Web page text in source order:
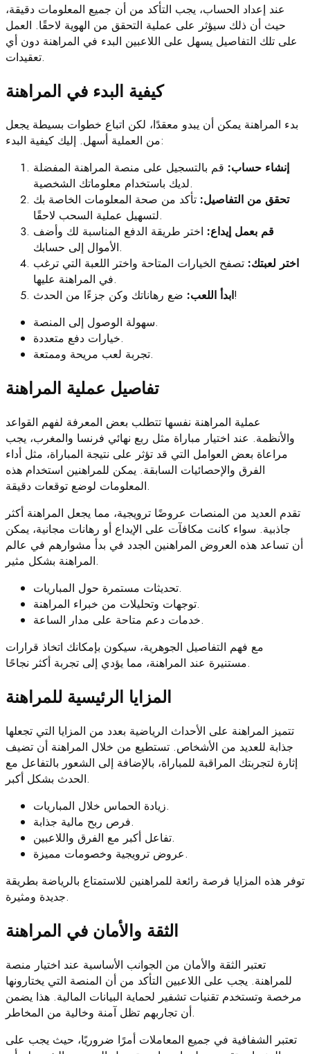
عند إعداد الحساب، يجب التأكد من أن جميع المعلومات دقيقة،
حيث أن ذلك سيؤثر على عملية التحقق من الهوية لاحقًا. العمل
على تلك التفاصيل يسهل على اللاعبين البدء في المراهنة دون أي
تعقيدات.
كيفية البدء في المراهنة
بدء المراهنة يمكن أن يبدو معقدًا، لكن اتباع خطوات بسيطة يجعل
من العملية أسهل. إليك كيفية البدء:
إنشاء حساب: قم بالتسجيل على منصة المراهنة المفضلة
لديك باستخدام معلوماتك الشخصية.
تحقق من التفاصيل: تأكد من صحة المعلومات الخاصة بك
لتسهيل عملية السحب لاحقًا.
قم بعمل إيداع: اختر طريقة الدفع المناسبة لك وأضف
الأموال إلى حسابك.
اختر لعبتك: تصفح الخيارات المتاحة واختر اللعبة التي ترغب
في المراهنة عليها.
ابدأ اللعب:ضع رهاناتك وكن جزءًا من الحدث!
سهولة الوصول إلى المنصة.
خيارات دفع متعددة.
تجربة لعب مريحة وممتعة.
تفاصيل عملية المراهنة
عملية المراهنة نفسها تتطلب بعض المعرفة لفهم القواعد
والأنظمة. عند اختيار مباراة مثل ربع نهائي فرنسا والمغرب، يجب
مراعاة بعض العوامل التي قد تؤثر على نتيجة المباراة، مثل أداء
الفرق والإحصائيات السابقة. يمكن للمراهنين استخدام هذه
المعلومات لوضع توقعات دقيقة.
تقدم العديد من المنصات عروضًا ترويجية، مما يجعل المراهنة أكثر
جاذبية. سواء كانت مكافآت على الإيداع أو رهانات مجانية، يمكن
أن تساعد هذه العروض المراهنين الجدد في بدأ مشوارهم في عالم
المراهنة بشكل مثير.
تحديثات مستمرة حول المباريات.
توجهات وتحليلات من خبراء المراهنة.
خدمات دعم متاحة على مدار الساعة.
مع فهم التفاصيل الجوهرية، سيكون بإمكانك اتخاذ قرارات
مستنيرة عند المراهنة، مما يؤدي إلى تجربة أكثر نجاحًا.
المزايا الرئيسية للمراهنة
تتميز المراهنة على الأحداث الرياضية بعدد من المزايا التي تجعلها
جذابة للعديد من الأشخاص. تستطيع من خلال المراهنة أن تضيف
إثارة لتجربتك المراقبة للمباراة، بالإضافة إلى الشعور بالتفاعل مع
الحدث بشكل أكبر.
زيادة الحماس خلال المباريات.
فرص ربح مالية جذابة.
تفاعل أكبر مع الفرق واللاعبين.
عروض ترويجية وخصومات مميزة.
توفر هذه المزايا فرصة رائعة للمراهنين للاستمتاع بالرياضة بطريقة
جديدة ومثيرة.
الثقة والأمان في المراهنة
تعتبر الثقة والأمان من الجوانب الأساسية عند اختيار منصة
للمراهنة. يجب على اللاعبين التأكد من أن المنصة التي يختارونها
مرخصة وتستخدم تقنيات تشفير لحماية البيانات المالية. هذا يضمن
أن تجاربهم تظل آمنة وخالية من المخاطر.
تعتبر الشفافية في جميع المعاملات أمرًا ضروريًا، حيث يجب على